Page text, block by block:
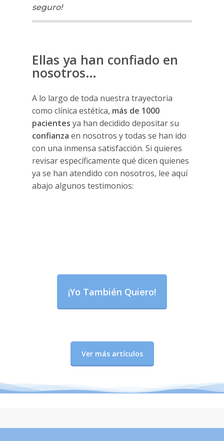
seguro!
Ellas ya han confiado en
nosotros…
A lo largo de toda nuestra trayectoria
como clínica estética, más de 1000
pacientes ya han decidido depositar su
confianza en nosotros y todas se han ido
con una inmensa satisfacción. Si quieres
revisar específicamente qué dicen quienes
ya se han atendido con nosotros, lee aquí
abajo algunos testimonios:
¡Yo También Quiero!
Ver más artículos